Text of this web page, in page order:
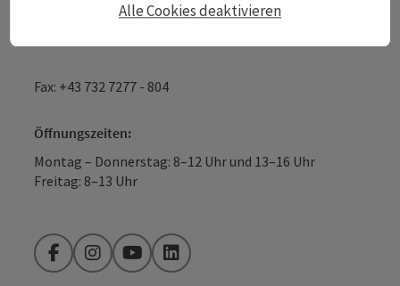
Fax: +43 732 7277 - 804
Öffnungszeiten:
Montag – Donnerstag: 8–12 Uhr und 13–16 Uhr
Freitag: 8–13 Uhr
FacebookInstagramYouTubeLinkedIn
Alle Cookies deaktivieren